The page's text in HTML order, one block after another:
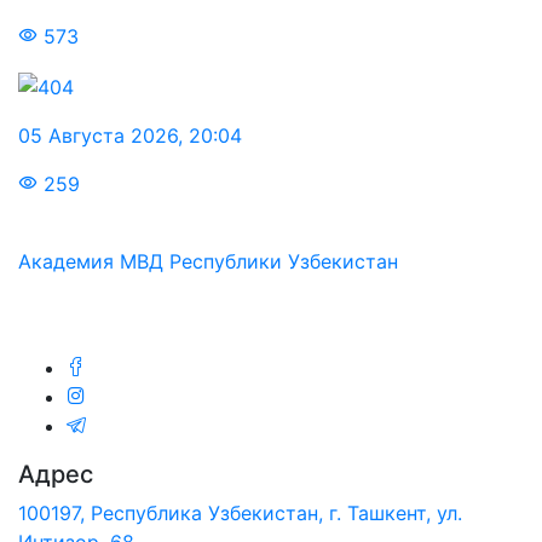
573
05 Августа 2026, 20:04
259
Академия МВД Республики Узбекистан
Адрес
100197, Республика Узбекистан, г. Ташкент, ул.